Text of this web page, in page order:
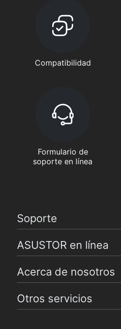
Compatibilidad
Formulario de
soporte en línea
Soporte
ASUSTOR en línea
Acerca de nosotros
Otros servicios